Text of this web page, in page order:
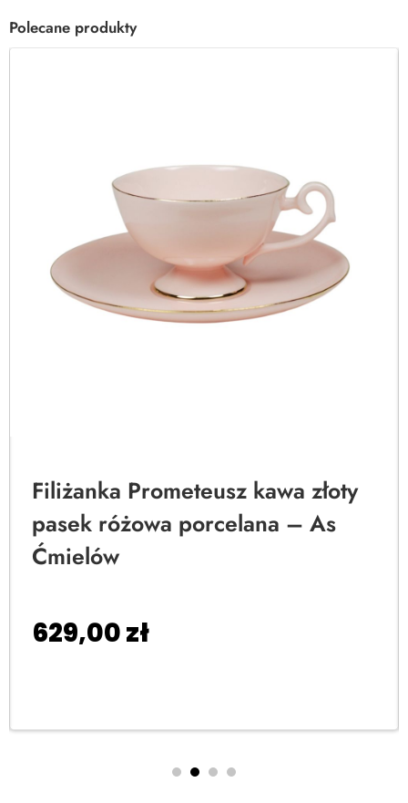
Polecane produkty
Filiżanka Prometeusz kawa złoty
pasek różowa porcelana – As
Ćmielów
629,00zł